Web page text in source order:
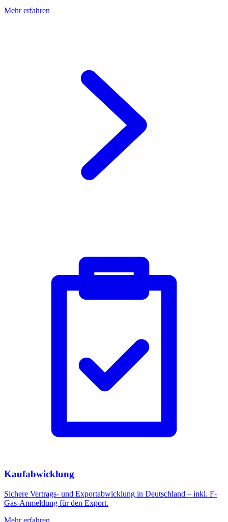
Mehr erfahren
Kaufabwicklung
Sichere Vertrags- und Exportabwicklung in Deutschland – inkl. F-
Gas-Anmeldung für den Export.
Mehr erfahren